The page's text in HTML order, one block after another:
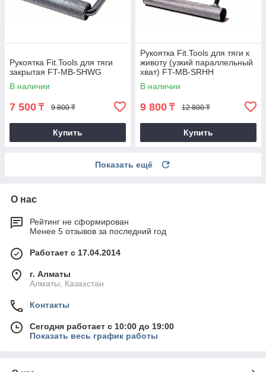
Рукоятка Fit.Tools для тяги
закрытая FT-MB-SHWG
В наличии
7 500 ₸ 9 800 ₸
Купить
Рукоятка Fit.Tools для тяги к
животу (узкий параллельный
хват) FT-MB-SRHH
В наличии
9 800 ₸ 12 800 ₸
Купить
Показать ещё
О нас
Рейтинг не сформирован
Менее 5 отзывов за последний год
Работает с 17.04.2014
г. Алматы
Алматы, Казахстан
Контакты
Сегодня работает с 10:00 до 19:00
Показать весь график работы